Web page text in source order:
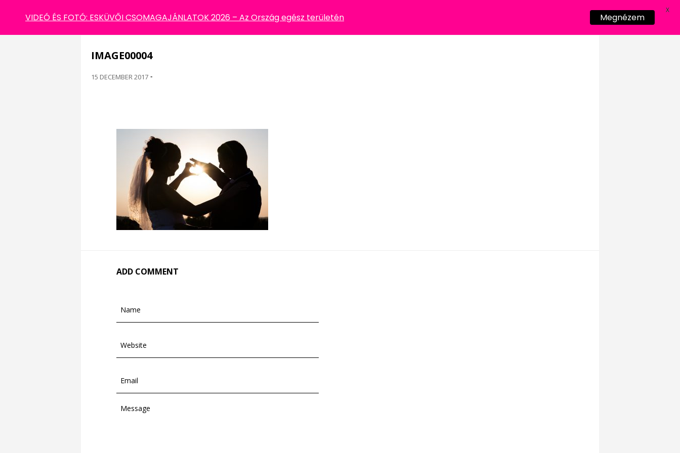
IMAGE00004
15 DECEMBER 2017 -
ADD COMMENT
VIDEÓ ÉS FOTÓ: ESKÜVŐI CSOMAGAJÁNLATOK 2026 – Az Ország egész területén Megnézem
X